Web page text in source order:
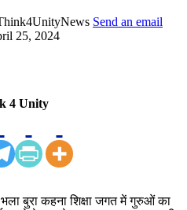
Send an email
25, 2024
4 Unity
भला बुरा कहना शिक्षा जगत में गुरुओं का